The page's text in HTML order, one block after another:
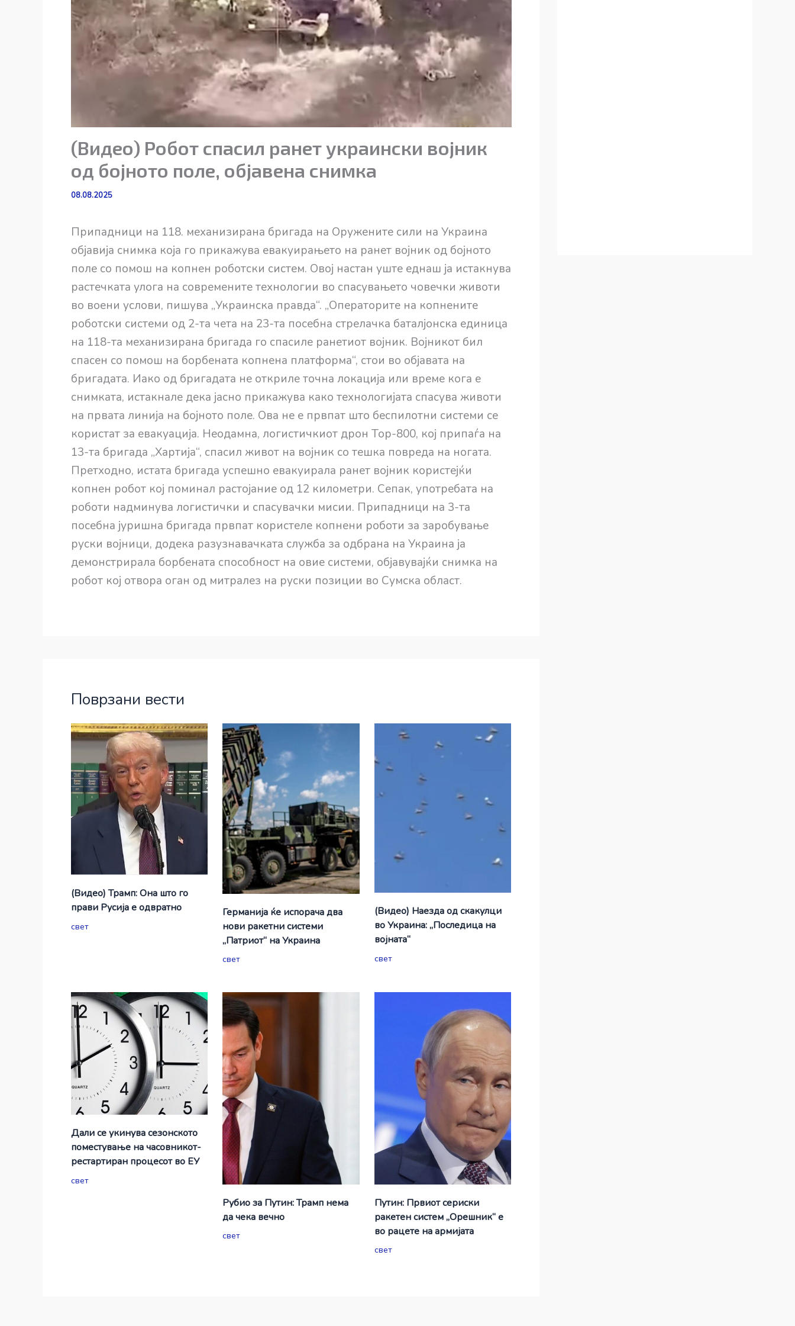
(Видео) Робот спасил ранет украински војник
од бојното поле, објавена снимка
08.08.2025
Припадници на 118. механизирана бригада на Оружените сили на Украина
објавија снимка која го прикажува евакуирањето на ранет војник од бојното
поле со помош на копнен роботски систем. Овој настан уште еднаш ја истакнува
растечката улога на современите технологии во спасувањето човечки животи
во воени услови, пишува „Украинска правда“. „Операторите на копнените
роботски системи од 2-та чета на 23-та посебна стрелачка баталјонска единица
на 118-та механизирана бригада го спасиле ранетиот војник. Војникот бил
спасен со помош на борбената копнена платформа“, стои во објавата на
бригадата. Иако од бригадата не откриле точна локација или време кога е
снимката, истакнале дека јасно прикажува како технологијата спасува животи
на првата линија на бојното поле. Ова не е првпат што беспилотни системи се
користат за евакуација. Неодамна, логистичкиот дрон Тор-800, кој припаѓа на
13-та бригада „Хартија“, спасил живот на војник со тешка повреда на ногата.
Претходно, истата бригада успешно евакуирала ранет војник користејќи
копнен робот кој поминал растојание од 12 километри. Сепак, употребата на
роботи надминува логистички и спасувачки мисии. Припадници на 3-та
посебна јуришна бригада првпат користеле копнени роботи за заробување
руски војници, додека разузнавачката служба за одбрана на Украина ја
демонстрирала борбената способност на овие системи, објавувајќи снимка на
робот кој отвора оган од митралез на руски позиции во Сумска област.
Поврзани вести
(Видео) Трамп: Она што го
прави Русија е одвратно
свет
Германија ќе испорача два
нови ракетни системи
„Патриот“ на Украина
свет
(Видео) Наезда од скакулци
во Украина: „Последица на
војната“
свет
Дали се укинува сезонското
поместување на часовникот-
рестартиран процесот во ЕУ
свет
Рубио за Путин: Трамп нема
да чека вечно
свет
Путин: Првиот сериски
ракетен систем „Орешник“ е
во рацете на армијата
свет